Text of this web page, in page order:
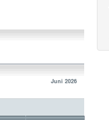
Juni 2026